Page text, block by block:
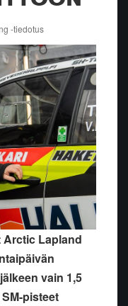
-tiedotus
Arctic Lapland
vain 1,5
pisteet